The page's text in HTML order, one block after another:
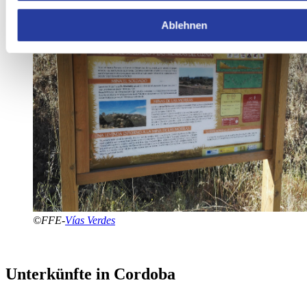
Ablehnen
©FFE-Vías Verdes
Unterkünfte in Cordoba